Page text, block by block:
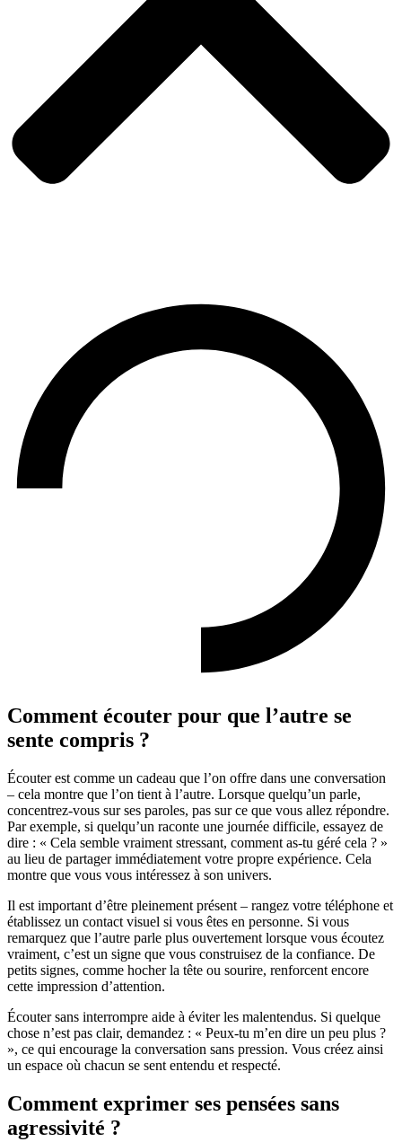
Comment écouter pour que l’autre se
sente compris ?
Écouter est comme un cadeau que l’on offre dans une conversation
– cela montre que l’on tient à l’autre. Lorsque quelqu’un parle,
concentrez-vous sur ses paroles, pas sur ce que vous allez répondre.
Par exemple, si quelqu’un raconte une journée difficile, essayez de
dire : « Cela semble vraiment stressant, comment as-tu géré cela ? »
au lieu de partager immédiatement votre propre expérience. Cela
montre que vous vous intéressez à son univers.
Il est important d’être pleinement présent – rangez votre téléphone et
établissez un contact visuel si vous êtes en personne. Si vous
remarquez que l’autre parle plus ouvertement lorsque vous écoutez
vraiment, c’est un signe que vous construisez de la confiance. De
petits signes, comme hocher la tête ou sourire, renforcent encore
cette impression d’attention.
Écouter sans interrompre aide à éviter les malentendus. Si quelque
chose n’est pas clair, demandez : « Peux-tu m’en dire un peu plus ?
», ce qui encourage la conversation sans pression. Vous créez ainsi
un espace où chacun se sent entendu et respecté.
Comment exprimer ses pensées sans
agressivité ?